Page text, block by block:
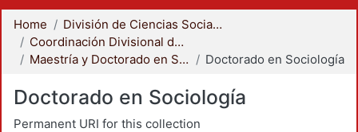
Home
División de Ciencias Sociales y Humanidades
Coordinación Divisional de Posgrado
Maestría y Doctorado en Sociología
Doctorado en Sociología
Doctorado en Sociología
Permanent URI for this collection